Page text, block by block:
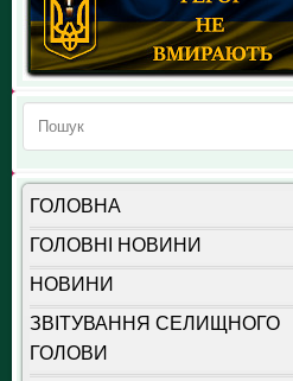
ГОЛОВНА
ГОЛОВНІ НОВИНИ
НОВИНИ
ЗВІТУВАННЯ СЕЛИЩНОГО
ГОЛОВИ